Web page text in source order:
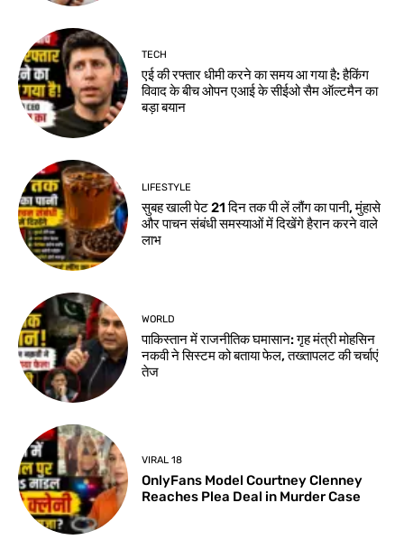
TECH
एई की रफ्तार धीमी करने का समय आ गया है: हैकिंग
विवाद के बीच ओपन एआई के सीईओ सैम ऑल्टमैन का
बड़ा बयान
LIFESTYLE
सुबह खाली पेट 21 दिन तक पी लें लौंग का पानी, मुंहासे
और पाचन संबंधी समस्याओं में दिखेंगे हैरान करने वाले
लाभ
WORLD
पाकिस्तान में राजनीतिक घमासान: गृह मंत्री मोहसिन
नकवी ने सिस्टम को बताया फेल, तख्तापलट की चर्चाएं
तेज
VIRAL 18
OnlyFans Model Courtney Clenney
Reaches Plea Deal in Murder Case